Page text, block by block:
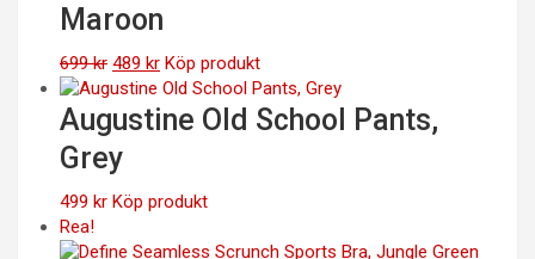
Maroon
699kr Det
ursprungliga
priset
var:
699 kr.
489 krDet
nuvarande
priset
är:
Köp produkt
Augustine Old School Pants,
Grey
499 kr Köp produkt
Rea!